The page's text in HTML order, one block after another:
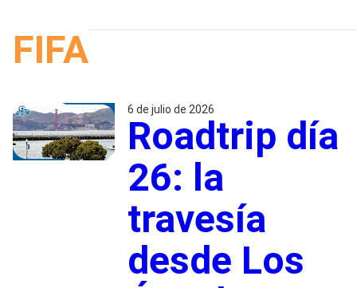
FIFA
6 de julio de 2026
Roadtrip día
26: la
travesía
desde Los